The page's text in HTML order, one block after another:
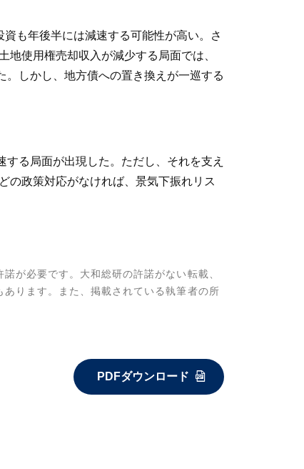
も年後半には減速する可能性が高い。さ
使用権売却収入が減少する局面では、
しかし、地方債への置き換えが一巡する
る局面が出現した。ただし、それを支え
の政策対応がなければ、景気下振れリス
が必要です。大和総研の許諾がない転載、
ります。また、掲載されている執筆者の所
PDFダウンロード